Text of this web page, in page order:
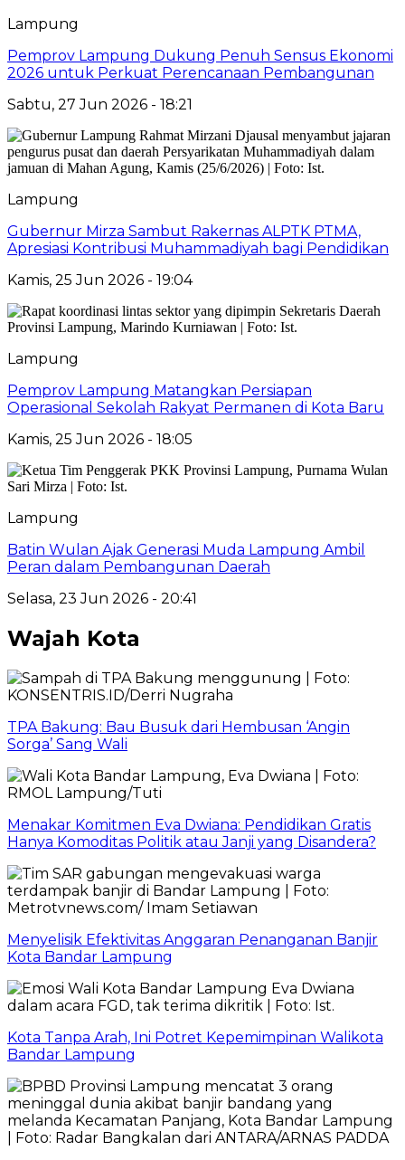
Lampung
Pemprov Lampung Dukung Penuh Sensus Ekonomi
2026 untuk Perkuat Perencanaan Pembangunan
Sabtu, 27 Jun 2026 - 18:21
Lampung
Gubernur Mirza Sambut Rakernas ALPTK PTMA,
Apresiasi Kontribusi Muhammadiyah bagi Pendidikan
Kamis, 25 Jun 2026 - 19:04
Lampung
Pemprov Lampung Matangkan Persiapan
Operasional Sekolah Rakyat Permanen di Kota Baru
Kamis, 25 Jun 2026 - 18:05
Lampung
Batin Wulan Ajak Generasi Muda Lampung Ambil
Peran dalam Pembangunan Daerah
Selasa, 23 Jun 2026 - 20:41
Wajah Kota
TPA Bakung: Bau Busuk dari Hembusan ‘Angin
Sorga’ Sang Wali
Menakar Komitmen Eva Dwiana: Pendidikan Gratis
Hanya Komoditas Politik atau Janji yang Disandera?
Menyelisik Efektivitas Anggaran Penanganan Banjir
Kota Bandar Lampung
Kota Tanpa Arah, Ini Potret Kepemimpinan Walikota
Bandar Lampung